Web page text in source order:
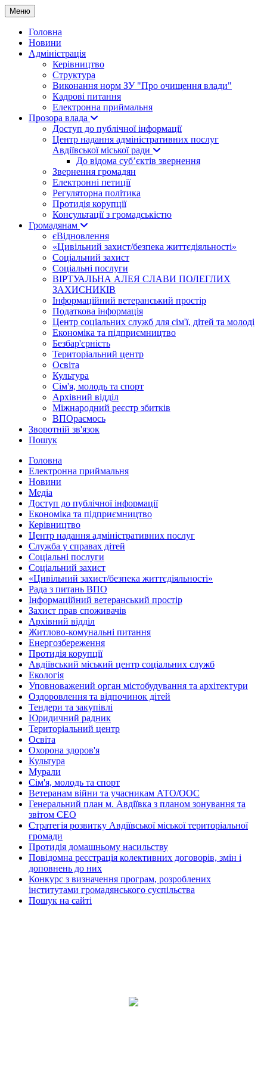
Меню
Головна
Новини
Адміністрація
Керівництво
Структура
Виконання норм ЗУ "Про очищення влади"
Кадрові питання
Електронна приймальня
Прозора влада
Доступ до публічної інформації
Центр надання адміністративних послуг
Авдіївської міської ради
До відома суб’єктів звернення
Звернення громадян
Електронні петиції
Регуляторна політика
Протидія корупції
Консультації з громадськістю
Громадянам
єВідновлення
«Цивільний захист/безпека життєдіяльності»
Соціальний захист
Соціальні послуги
ВІРТУАЛЬНА АЛЕЯ СЛАВИ ПОЛЕГЛИХ
ЗАХИСНИКІВ
Інформаційний ветеранський простір
Податкова інформація
Центр соціальних служб для сім'ї, дітей та молоді
Економіка та підприємництво
Безбар'єрність
Територіальний центр
Освіта
Культура
Сім'я, молодь та спорт
Архівний відділ
Міжнародний реєстр збитків
ВПОраємось
Зворотній зв'язок
Пошук
Головна
Електронна приймальня
Новини
Медіа
Доступ до публічної інформації
Економіка та підприємництво
Керівництво
Центр надання адміністративних послуг
Служба у справах дітей
Соціальні послуги
Соціальний захист
«Цивільний захист/безпека життєдіяльності»
Рада з питань ВПО
Інформаційний ветеранський простір
Захист прав споживачів
Архівний відділ
Житлово-комунальні питання
Енергозбереження
Протидія корупції
Авдіївський міський центр соціальних служб
Екологія
Уповноважений орган містобудування та архітектури
Оздоровлення та відпочинок дітей
Тендери та закупівлі
Юридичний радник
Територіальний центр
Освіта
Охорона здоров'я
Культура
Мурали
Сім'я, молодь та спорт
Ветеранам війни та учасникам АТО/ООС
Генеральний план м. Авдіївка з планом зонування та
звітом СЕО
Стратегія розвитку Авдіївської міської територіальної
громади
Протидія домашньому насильству
Повідомна реєстрація колективних договорів, змін і
доповнень до них
Конкурс з визначення програм, розроблених
інститутами громадянського суспільства
Пошук на сайті